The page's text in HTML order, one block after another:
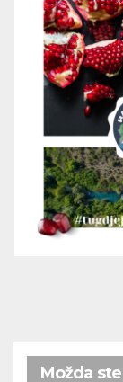
Možda